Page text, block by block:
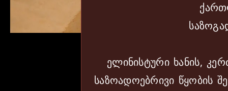
ელინისტური ხანის,
საზოადოებრივი წყობის